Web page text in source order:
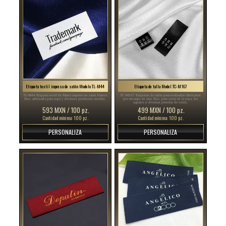
Etiqueta textil impresa de satén Modelo TL-M44
TL-M44 Etiqueta textil de Marca impresa en satén blanco
fino, adecuada para ropa y diversos productos textiles.
593 MXN / 100 pz.
Cantidad mínima: 100 pz.
PERSONALIZA
Etiqueta de talla Model TC-M167
TC-M167 Etiquetas de tallas personalizadas fabricadas
por encargo en raso fino, para coser en la ropa, los
zapatos o diversas prendas de vestir.
499 MXN / 100 pz.
Cantidad mínima: 100 pz.
PERSONALIZA